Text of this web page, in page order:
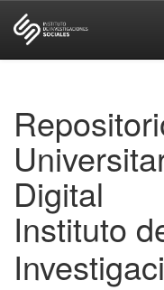
Digital
Instituto